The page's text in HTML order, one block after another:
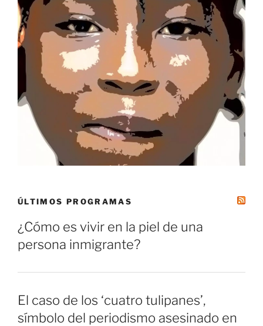
ÚLTIMOS PROGRAMAS
¿Cómo es vivir en la piel de una
persona inmigrante?
El caso de los ‘cuatro tulipanes’,
símbolo del periodismo asesinado en